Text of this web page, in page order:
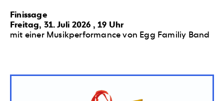
Finissage
Freitag, 31. Juli 2026 , 19 Uhr
mit einer Musikperformance von Egg Familiy Band